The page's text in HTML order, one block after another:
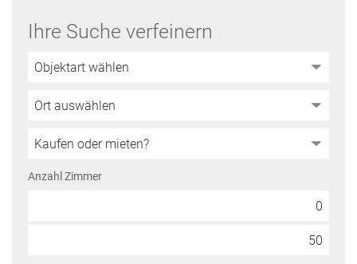
Ihre Suche verfeinern
Anzahl Zimmer